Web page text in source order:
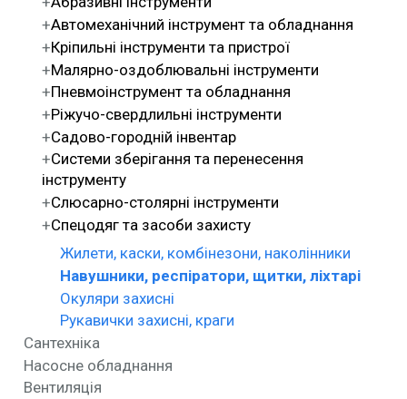
Автомеханічний інструмент та обладнання
Кріпильні інструменти та пристрої
Малярно-оздоблювальні інструменти
Пневмоінструмент та обладнання
Ріжучо-свердлильні інструменти
Садово-городній інвентар
Системи зберігання та перенесення
інструменту
Слюсарно-столярні інструменти
Спецодяг та засоби захисту
Жилети, каски, комбінезони, наколінники
Навушники, респіратори, щитки, ліхтарі
Окуляри захисні
Рукавички захисні, краги
Сантехніка
Насосне обладнання
Вентиляція